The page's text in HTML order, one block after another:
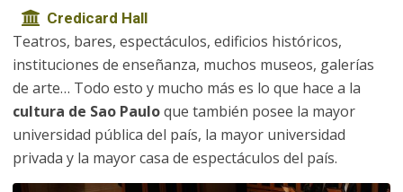
Credicard Hall
Teatros, bares, espectáculos, edificios históricos,
instituciones de enseñanza, muchos museos, galerías
de arte… Todo esto y mucho más es lo que hace a la
cultura de Sao Pauloque también posee la mayor
universidad pública del país, la mayor universidad
privada y la mayor casa de espectáculos del país.